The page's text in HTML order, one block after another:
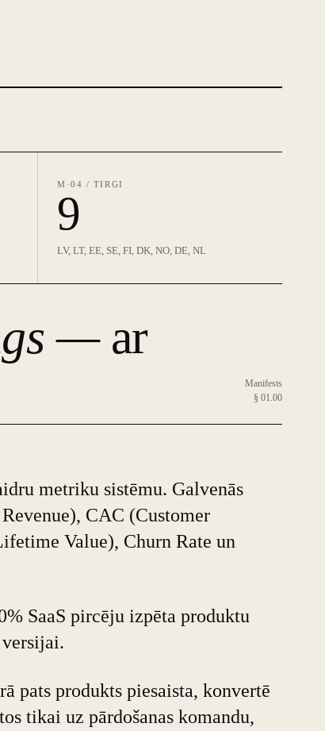
M·04 / TIRGI
9
LV, LT, EE, SE, FI, DK, NO, DE, NL
—ar
Manifests
§ 01.00
metriku sistēmu. Galvenās
CAC (Customer
Value), Churn Rate un
SaaS pircēju izpēta produktu
pats produkts piesaista, konvertē
tikai uz pārdošanas komandu,